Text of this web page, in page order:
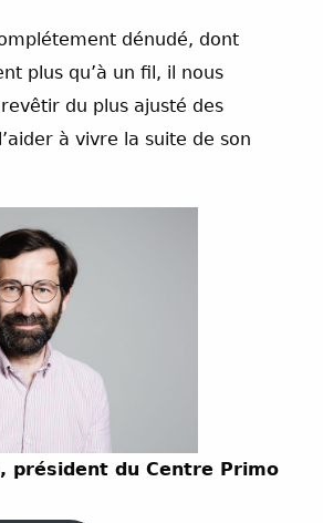
dénudé, dont
plus qu’à un fil, il nous
du plus ajusté des
à vivre la suite de son
président du Centre Primo